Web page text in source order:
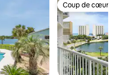
Coup de cœur
Coup de cœur